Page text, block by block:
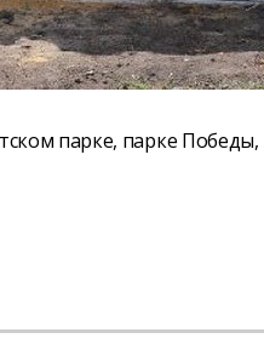
парке, парке